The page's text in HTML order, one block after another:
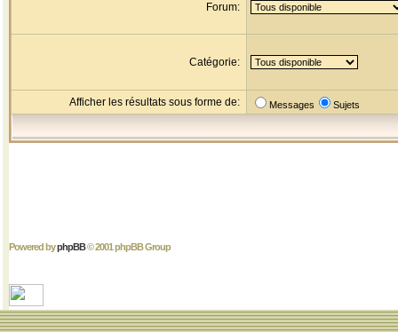
Forum:
Catégorie:
Afficher les résultats sous forme de: Messages Sujets
Powered byphpBB© 2001 phpBB Group